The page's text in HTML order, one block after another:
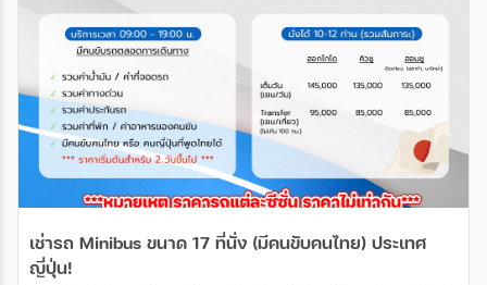
เช่ารถ Minibus ขนาด 17 ที่นั่ง (มีคนขับคนไทย) ประเทศ
ญี่ปุ่น!